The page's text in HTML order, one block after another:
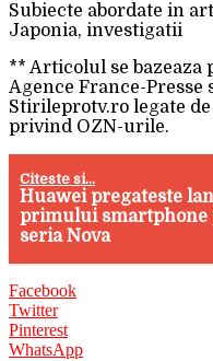
Subiecte abordate in
Japonia, investigatii
** Articolul se bazeaza
Agence France-
Stirileprotv.ro legate
privind OZN-urile.
Citeste si...
Huawei pregateste
primului smartphone
seria Nova
Facebook
Twitter
Pinterest
WhatsApp